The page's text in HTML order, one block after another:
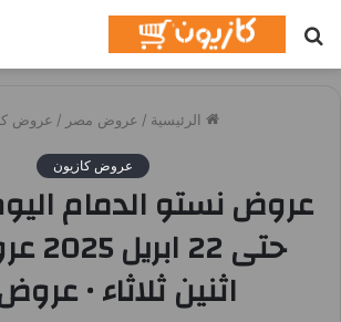
عن
الرئيسية / عروض مصر / عروض
عروض كازيون
حتى
اثنين ثلاثاء •